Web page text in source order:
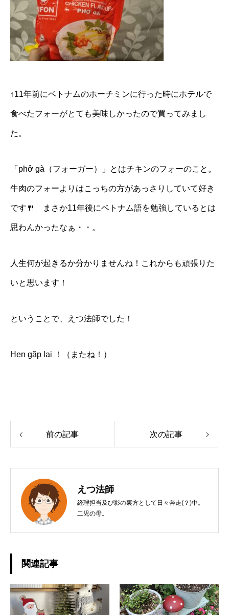
↑11年前にベトナムのホーチミンに行った時にホテルで
食べたフォーがとても美味しかったので買ってみまし
た。
「phở gà（フォーガー）」とはチキンのフォーのこと。
牛肉のフォーよりはこっちの方があっさりしていて好き
です🍴 まさか11年後にベトナム語を勉強しているとは
思わんかったなぁ・・。
人生何が起きるか分かりませんね！これからも頑張りた
いと思います！
ということで、えつ法師でした！
Hẹn gặp lại ！（またね！）
前の記事 次の記事
えつ法師
経理担当及び影の裏方として日々奔走(？)中。
二児の母。
関連記事